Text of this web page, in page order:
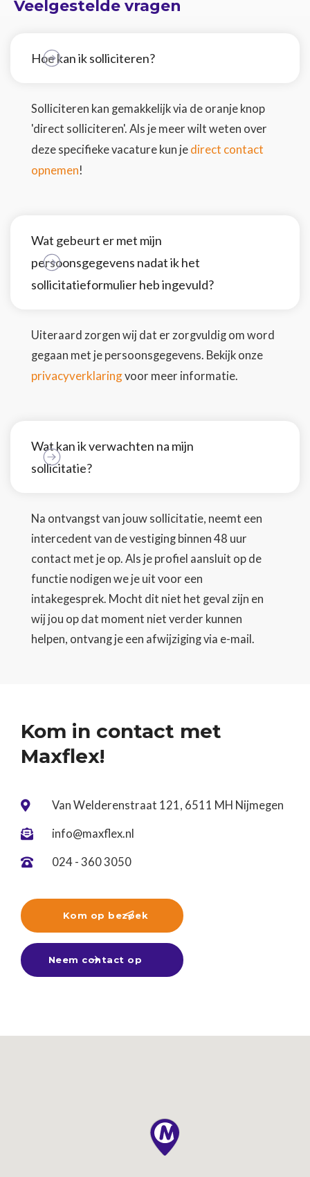
Veelgestelde vragen
Hoe kan ik solliciteren?
Solliciteren kan gemakkelijk via de oranje knop
'direct solliciteren'. Als je meer wilt weten over
deze specifieke vacature kun je direct contact
opnemen!
Wat gebeurt er met mijn
persoonsgegevens nadat ik het
sollicitatieformulier heb ingevuld?
Uiteraard zorgen wij dat er zorgvuldig om word
gegaan met je persoonsgegevens. Bekijk onze
privacyverklaringvoor meer informatie.
Wat kan ik verwachten na mijn
sollicitatie?
Na ontvangst van jouw sollicitatie, neemt een
intercedent van de vestiging binnen 48 uur
contact met je op. Als je profiel aansluit op de
functie nodigen we je uit voor een
intakegesprek. Mocht dit niet het geval zijn en
wij jou op dat moment niet verder kunnen
helpen, ontvang je een afwijziging via e-mail.
Kom in contact met
Maxflex!
 Van Welderenstraat 121, 6511 MH Nijmegen
 info@maxflex.nl
 024 - 360 3050

Kom op bezoek
Neem contact op
